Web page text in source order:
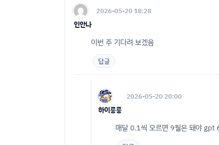
인안나
2026-05-20 18:28
이번 주 기다려 보겠음
답글
하이룽룽
2026-05-20 20:00
매달 0.1씩 오르면 9월은 돼야 gpt